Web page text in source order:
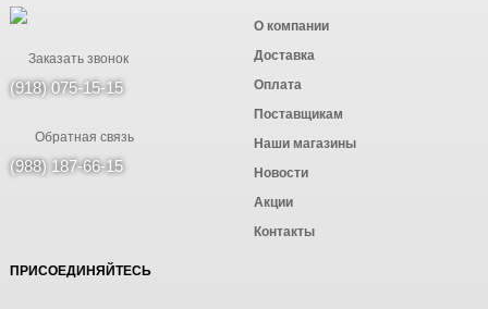
Заказать звонок
(918) 075-15-15
Обратная связь
(988) 187-66-15
О компании
Доставка
Оплата
Поставщикам
Наши магазины
Новости
Акции
Контакты
ПРИСОЕДИНЯЙТЕСЬ